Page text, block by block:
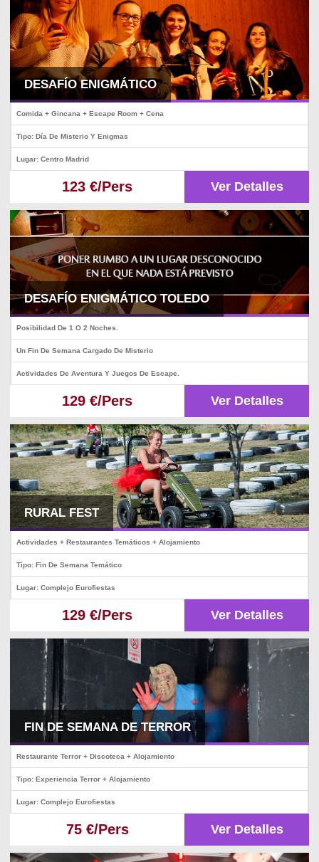
DESAFÍO ENIGMÁTICO
Comida + Gincana + Escape Room + Cena
Tipo: Día De Misterio Y Enigmas
Lugar: Centro Madrid
123 €/Pers Ver Detalles
DESAFÍO ENIGMÁTICO TOLEDO
Posibilidad De 1 O 2 Noches.
Un Fin De Semana Cargado De Misterio
Actividades De Aventura Y Juegos De Escape.
129 €/Pers Ver Detalles
RURAL FEST
Actividades + Restaurantes Temáticos + Alojamiento
Tipo: Fin De Semana Temático
Lugar: Complejo Eurofiestas
129 €/Pers Ver Detalles
FIN DE SEMANA DE TERROR
Restaurante Terror + Discoteca + Alojamiento
Tipo: Experiencia Terror + Alojamiento
Lugar: Complejo Eurofiestas
75 €/Pers Ver Detalles